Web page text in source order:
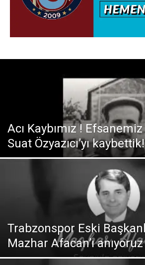
Acı Kaybımız !
Suat Özyazıcı’yı kaybettik!
Trabzonspor Eski
Mazhar Afacan’ı anıyoruz